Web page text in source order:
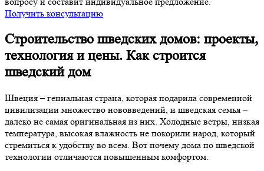
Получить консультацию
Строительство шведских домов: проекты,
технология и цены. Как строится
шведский дом
Швеция – гениальная страна, которая подарила современной
цивилизации множество нововведений, и шведская семья –
далеко не самая оригинальная из них. Холодные ветры, низкая
температура, высокая влажность не покорили народ, который
стремиться к удобству во всем. Вот почему дома по шведской
технологии отличаются повышенным комфортом.